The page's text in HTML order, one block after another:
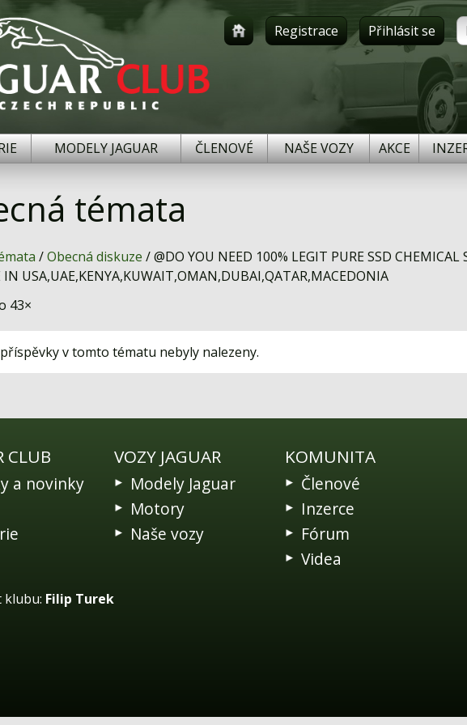
Registrace Přihlásit se
MODELY JAGUAR ČLENOVÉ NAŠE VOZY AKCE
témata
/Obecná diskuze / @DO YOU NEED 100% LEGIT PURE SSD
IN USA,UAE,KENYA,KUWAIT,OMAN,DUBAI,QATAR,MACEDONIA
43×
v tomto tématu nebyly nalezeny.
CLUB
a novinky
VOZY JAGUAR
Modely Jaguar
Motory
Naše vozy
KOMUNITA
Členové
Inzerce
Fórum
Videa
klubu: Filip Turek